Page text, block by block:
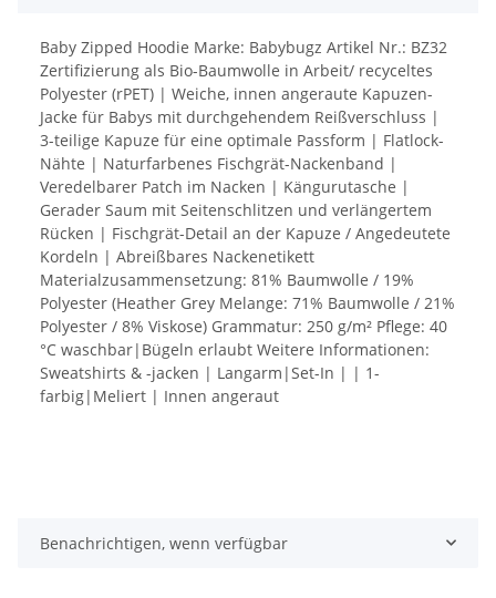
Baby Zipped Hoodie Marke: Babybugz Artikel Nr.: BZ32
Zertifizierung als Bio-Baumwolle in Arbeit/ recyceltes
Polyester (rPET) | Weiche, innen angeraute Kapuzen-
Jacke für Babys mit durchgehendem Reißverschluss |
3-teilige Kapuze für eine optimale Passform | Flatlock-
Nähte | Naturfarbenes Fischgrät-Nackenband |
Veredelbarer Patch im Nacken | Kängurutasche |
Gerader Saum mit Seitenschlitzen und verlängertem
Rücken | Fischgrät-Detail an der Kapuze / Angedeutete
Kordeln | Abreißbares Nackenetikett
Materialzusammensetzung: 81% Baumwolle / 19%
Polyester (Heather Grey Melange: 71% Baumwolle / 21%
Polyester / 8% Viskose) Grammatur: 250 g/m² Pflege: 40
°C waschbar|Bügeln erlaubt Weitere Informationen:
Sweatshirts & -jacken | Langarm|Set-In | | 1-
farbig|Meliert | Innen angeraut
Benachrichtigen, wenn verfügbar